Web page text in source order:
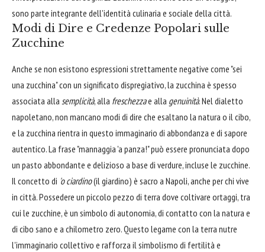
sono parte integrante dell'identità culinaria e sociale della città.
Modi di Dire e Credenze Popolari sulle
Zucchine
Anche se non esistono espressioni strettamente negative come "sei
una zucchina" con un significato dispregiativo, la zucchina è spesso
associata alla semplicità, alla freschezzae alla genuinità. Nel dialetto
napoletano, non mancano modi di dire che esaltano la natura o il cibo,
e la zucchina rientra in questo immaginario di abbondanza e di sapore
autentico. La frase "mannaggia 'a panza!" può essere pronunciata dopo
un pasto abbondante e delizioso a base di verdure, incluse le zucchine.
Il concetto di 'o ciardino(il giardino) è sacro a Napoli, anche per chi vive
in città. Possedere un piccolo pezzo di terra dove coltivare ortaggi, tra
cui le zucchine, è un simbolo di autonomia, di contatto con la natura e
di cibo sano e a chilometro zero. Questo legame con la terra nutre
l'immaginario collettivo e rafforza il simbolismo di fertilità e